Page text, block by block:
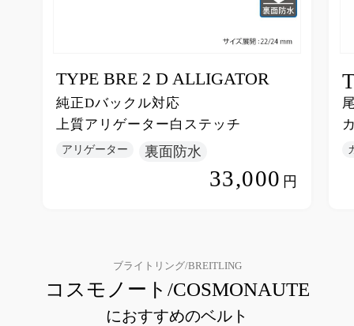
TYPE BRE 2 D ALLIGATOR
純正Dバックル対応
上質アリゲーター白ステッチ
アリゲーター 裏面防水
33,000 円
ブライトリング/BREITLING
コスモノート/COSMONAUTE
におすすめのベルト